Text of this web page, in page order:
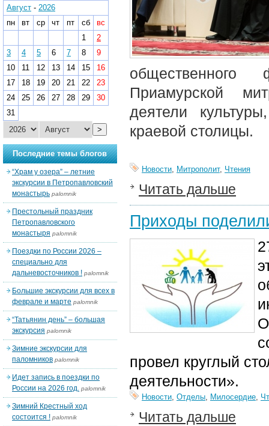
Приамурской
деятели
краевой столицы.
Новости, Митрополит, Чтения
Читать дальше
Приходы
провел круглый
деятельности».
Новости, Отделы, Милосердие,
Читать дальше
Август - 2026
пн
вт ср чт пт сб
вс
1
2
3
4 5 6 7 8
9
10
11 12 13 14 15
16
17
18 19 20 21 22
23
24
25 26 27 28 29
30
31
>
Последние темы блогов
“Храм у озера” – летние
экскурсии в Петропавловский
монастырь palomnik
Престольный праздник
Петропавловского
монастыря palomnik
Поездки по России 2026 –
специально для
дальневосточников ! palomnik
Большие экскурсии для всех в
феврале и марте palomnik
“Татьянин день” – большая
экскурсия palomnik
Зимние экскурсии для
паломников palomnik
Идет запись в поездки по
России на 2026 год. palomnik
Зимний Крестный ход
состоится ! palomnik